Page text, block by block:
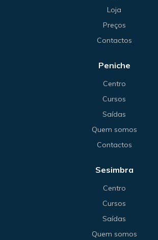
Loja
Preços
Contactos
Peniche
Centro
Cursos
Saídas
Quem somos
Contactos
Sesimbra
Centro
Cursos
Saídas
Quem somos